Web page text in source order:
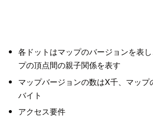
各ドットはマップのバージョンを表
プの頂点間の親子関係を表す
マップバージョンの数はX千、マップ
バイト
アクセス要件